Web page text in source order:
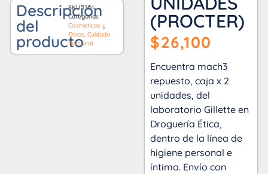
Descripción
del
producto
SKU1304
Categorías
Cosmeticos y
Otros ,Cuidado
Personal
(PROCTER)
$26,100
Encuentra mach3
repuesto, caja x 2
unidades, del
laboratorio Gillette en
Droguería Ética,
dentro de la línea de
higiene personal e
íntimo. Envío con